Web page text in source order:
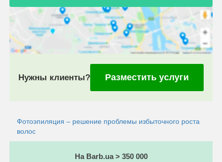
Нужны клиенты? Разместить услуги
Фотоэпиляция – решение проблемы избыточного роста
волос
На Barb.ua > 350 000